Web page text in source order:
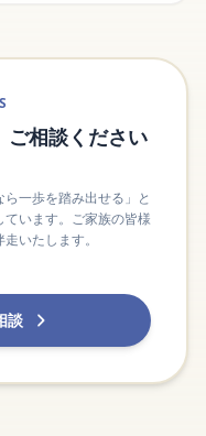
ご相談ください
一歩を踏み出せる」と
います。ご家族の皆様
いたします。
談